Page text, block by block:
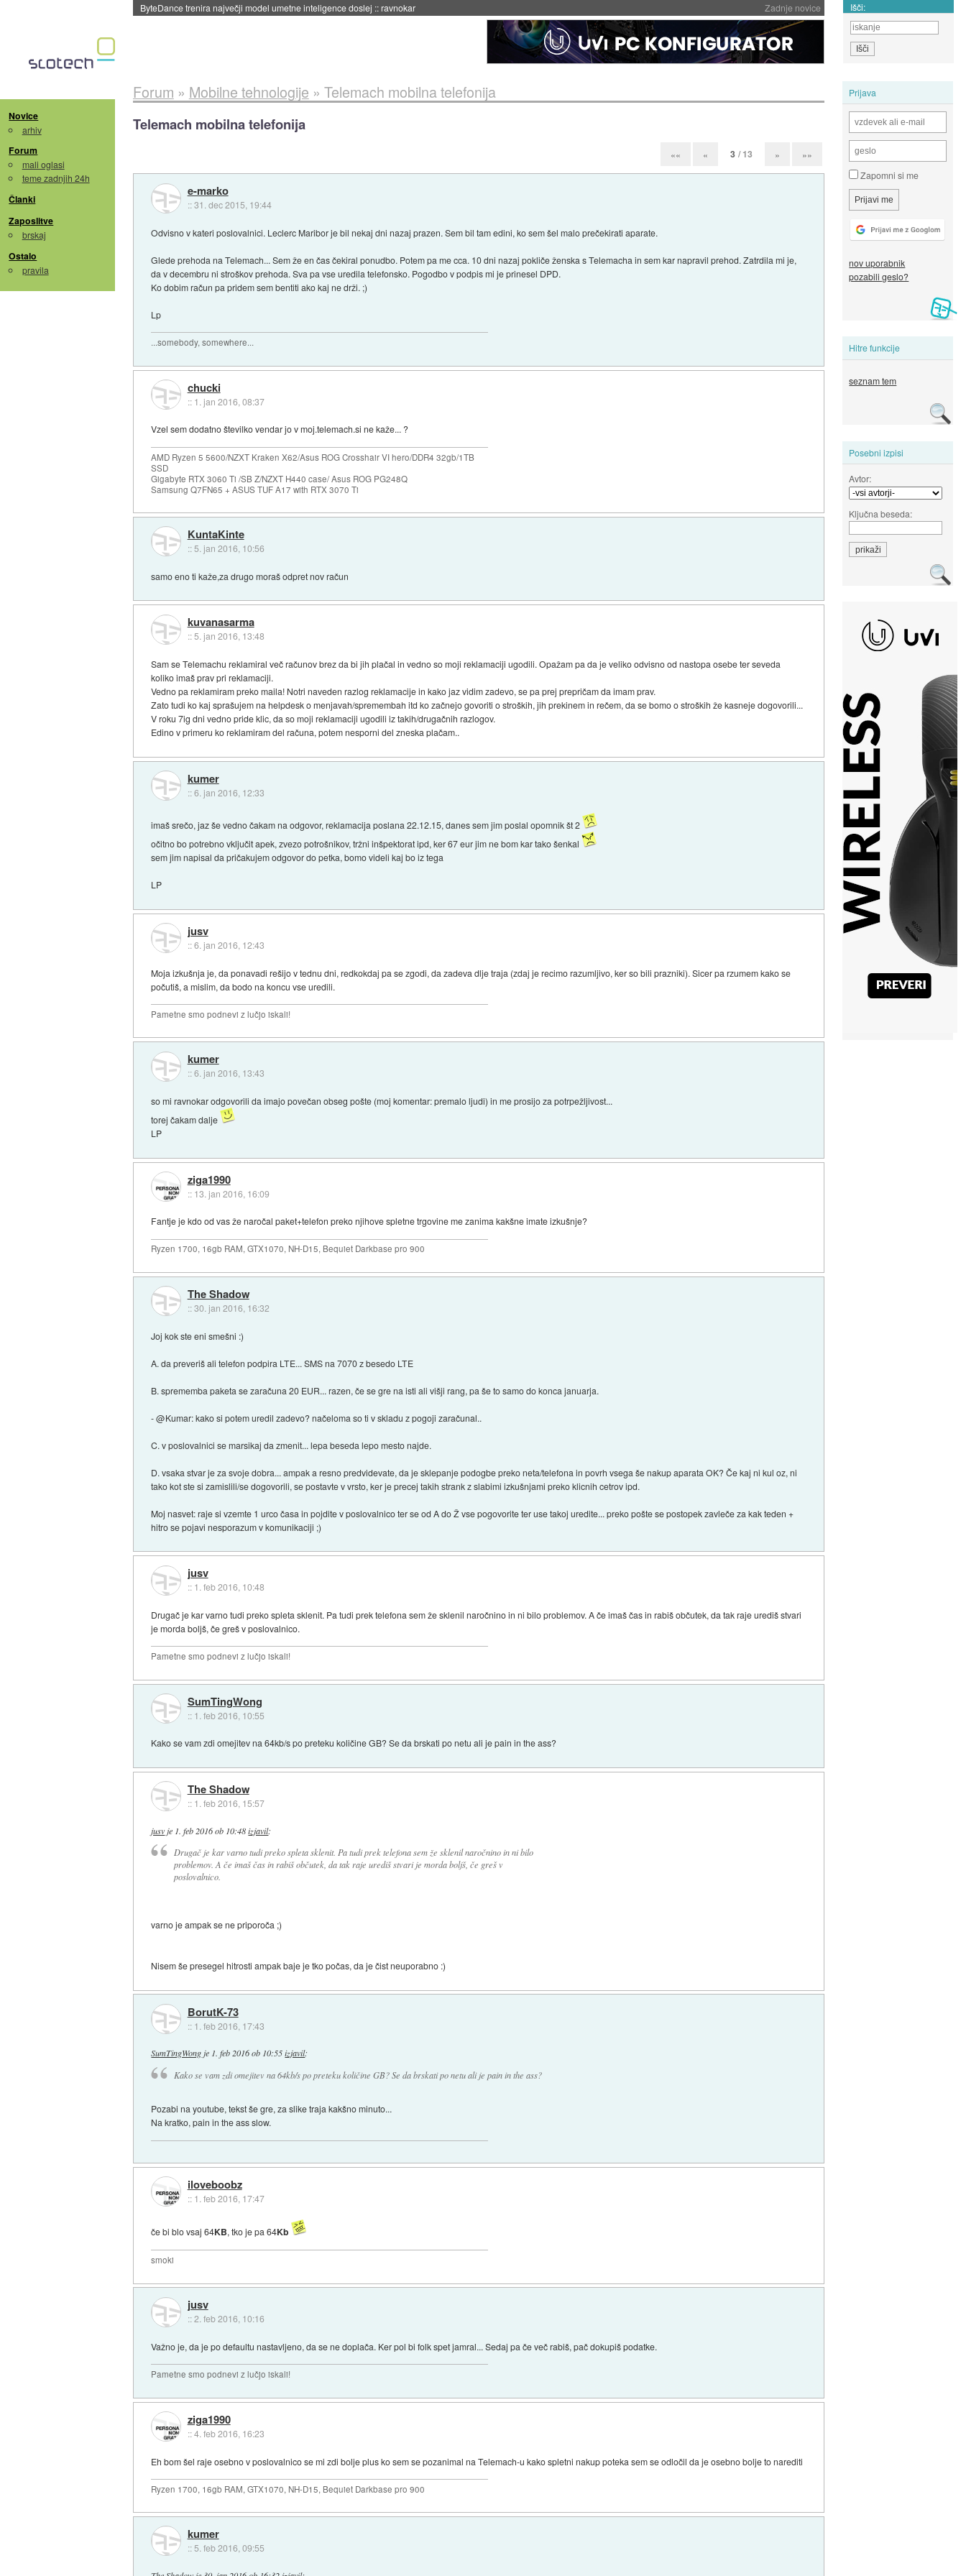
Zadnje novice
Spletne strani začele streči oglase za agente umetne inteligence::danes ob 21:23 Išči:
Novice
arhiv
Forum
mali oglasi
teme zadnjih 24h
Članki
Zaposlitve
brskaj
Ostalo
pravila
Prijava
Zapomni si me
nov uporabnik
pozabili geslo?
Hitre funkcije
seznam tem
Posebni izpisi
Avtor:
Ključna beseda:
Forum » Mobilne tehnologije » Telemach mobilna telefonija
Telemach mobilna telefonija
«« « 3 / 13 » »»
e-marko
::31. dec 2015, 19:44
Odvisno v kateri poslovalnici. Leclerc Maribor je bil nekaj dni nazaj prazen. Sem bil tam edini, ko sem šel malo prečekirati aparate.
Glede prehoda na Telemach... Sem že en čas čekiral ponudbo. Potem pa me cca. 10 dni nazaj pokliče ženska s Telemacha in sem kar napravil prehod. Zatrdila mi je,
da v decembru ni stroškov prehoda. Sva pa vse uredila telefonsko. Pogodbo v podpis mi je prinesel DPD.
Ko dobim račun pa pridem sem bentiti ako kaj ne drži. ;)
Lp
...somebody, somewhere...
chucki
:: 1. jan 2016, 08:37
Vzel sem dodatno številko vendar jo v moj.telemach.si ne kaže... ?
AMD Ryzen 5 5600/NZXT Kraken X62/Asus ROG Crosshair VI hero/DDR4 32gb/1TB
SSD
Gigabyte RTX 3060 Ti /SB Z/NZXT H440 case/ Asus ROG PG248Q
Samsung Q7FN65 + ASUS TUF A17 with RTX 3070 Ti
KuntaKinte
:: 5. jan 2016, 10:56
samo eno ti kaže,za drugo moraš odpret nov račun
kuvanasarma
::5. jan 2016, 13:48
Sam se Telemachu reklamiral več računov brez da bi jih plačal in vedno so moji reklamaciji ugodili. Opažam pa da je veliko odvisno od nastopa osebe ter seveda
koliko imaš prav pri reklamaciji.
Vedno pa reklamiram preko maila! Notri naveden razlog reklamacije in kako jaz vidim zadevo, se pa prej prepričam da imam prav.
Zato tudi ko kaj sprašujem na helpdesk o menjavah/spremembah itd ko začnejo govoriti o stroških, jih prekinem in rečem, da se bomo o stroških že kasneje dogovorili...
V roku 7ig dni vedno pride klic, da so moji reklamaciji ugodili iz takih/drugačnih razlogov.
Edino v primeru ko reklamiram del računa, potem nesporni del zneska plačam..
kumer
::6. jan 2016, 12:33
imaš srečo, jaz še vedno čakam na odgovor, reklamacija poslana 22.12.15, danes sem jim poslal opomnik št 2
očitno bo potrebno vključit apek, zvezo potrošnikov, tržni inšpektorat ipd, ker 67 eur jim ne bom kar tako šenkal
sem jim napisal da pričakujem odgovor do petka, bomo videli kaj bo iz tega
LP
jusv
::6. jan 2016, 12:43
Moja izkušnja je, da ponavadi rešijo v tednu dni, redkokdaj pa se zgodi, da zadeva dlje traja (zdaj je recimo razumljivo, ker so bili prazniki). Sicer pa rzumem kako se
počutiš, a mislim, da bodo na koncu vse uredili.
Pametne smo podnevi z lučjo iskali!
kumer
::6. jan 2016, 13:43
so mi ravnokar odgovorili da imajo povečan obseg pošte (moj komentar: premalo ljudi) in me prosijo za potrpežljivost...
torej čakam dalje
LP
ziga1990
:: 13. jan 2016, 16:09
Fantje je kdo od vas že naročal paket+telefon preko njihove spletne trgovine me zanima kakšne imate izkušnje?
Ryzen 1700, 16gb RAM, GTX1070, NH-D15, Bequiet Darkbase pro 900
The Shadow
::30. jan 2016, 16:32
Joj kok ste eni smešni :)
A. da preveriš ali telefon podpira LTE... SMS na 7070 z besedo LTE
B. sprememba paketa se zaračuna 20 EUR... razen, če se gre na isti ali višji rang, pa še to samo do konca januarja.
- @Kumar: kako si potem uredil zadevo? načeloma so ti v skladu z pogoji zaračunal..
C. v poslovalnici se marsikaj da zmenit... lepa beseda lepo mesto najde.
D. vsaka stvar je za svoje dobra... ampak a resno predvidevate, da je sklepanje podogbe preko neta/telefona in povrh vsega še nakup aparata OK? Če kaj ni kul oz, ni
tako kot ste si zamislili/se dogovorili, se postavte v vrsto, ker je precej takih strank z slabimi izkušnjami preko klicnih cetrov ipd.
Moj nasvet: raje si vzemte 1 urco časa in pojdite v poslovalnico ter se od A do Ž vse pogovorite ter use takoj uredite... preko pošte se postopek zavleče za kak teden +
hitro se pojavi nesporazum v komunikaciji ;)
jusv
:: 1. feb 2016, 10:48
Drugač je kar varno tudi preko spleta sklenit. Pa tudi prek telefona sem že sklenil naročnino in ni bilo problemov. A če imaš čas in rabiš občutek, da tak raje urediš stvari
je morda boljš, če greš v poslovalnico.
Pametne smo podnevi z lučjo iskali!
SumTingWong
:: 1. feb 2016, 10:55
Kako se vam zdi omejitev na 64kb/s po preteku količine GB? Se da brskati po netu ali je pain in the ass?
The Shadow
:: 1. feb 2016, 15:57
jusv je 1. feb 2016 ob 10:48 izjavil:
Drugač je kar varno tudi preko spleta sklenit. Pa tudi prek telefona sem že sklenil naročnino in ni bilo
problemov. A če imaš čas in rabiš občutek, da tak raje urediš stvari je morda boljš, če greš v
poslovalnico.
varno je ampak se ne priporoča ;)
Nisem še presegel hitrosti ampak baje je tko počas, da je čist neuporabno :)
BorutK-73
:: 1. feb 2016, 17:43
SumTingWongje 1. feb 2016 ob 10:55 izjavil:
Kako se vam zdi omejitev na 64kb/s po preteku količine GB? Se da brskati po netu ali je pain in the ass?
Pozabi na youtube, tekst še gre, za slike traja kakšno minuto...
Na kratko, pain in the ass slow.
iloveboobz
:: 1. feb 2016, 17:47
če bi blo vsaj 64KB, tko je pa 64Kb
smoki
jusv
::2. feb 2016, 10:16
Važno je, da je po defaultu nastavljeno, da se ne doplača. Ker pol bi folk spet jamral... Sedaj pa če več rabiš, pač dokupiš podatke.
Pametne smo podnevi z lučjo iskali!
ziga1990
::4. feb 2016, 16:23
Eh bom šel raje osebno v poslovalnico se mi zdi bolje plus ko sem se pozanimal na Telemach-u kako spletni nakup poteka sem se odločil da je osebno bolje to narediti
Ryzen 1700, 16gb RAM, GTX1070, NH-D15, Bequiet Darkbase pro 900
kumer
:: 5. feb 2016, 09:55